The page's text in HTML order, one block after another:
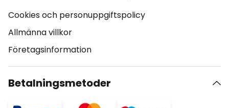
Cookies och personuppgiftspolicy
Allmänna villkor
Företagsinformation
Betalningsmetoder